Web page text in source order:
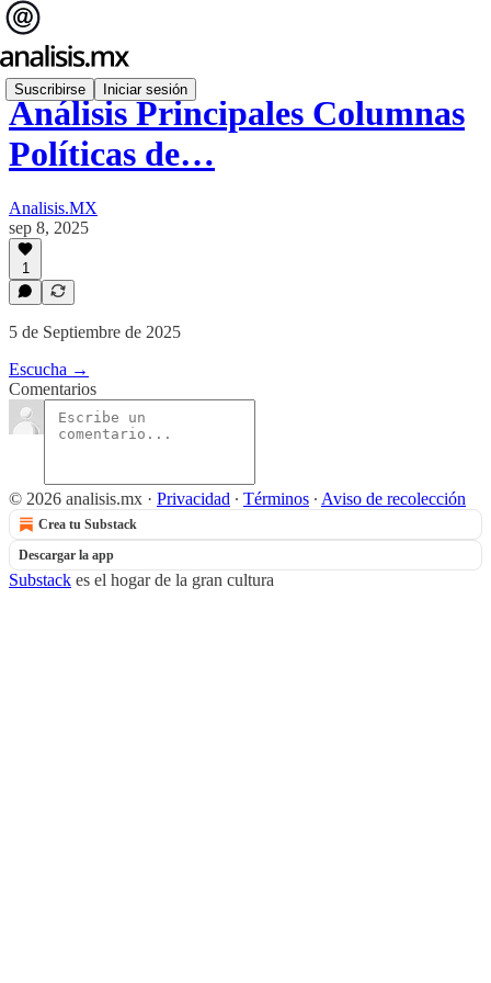
Suscribirse Iniciar sesión
Análisis Principales Columnas
Políticas de…
Analisis.MX
sep 8, 2025
1
5 de Septiembre de 2025
Escucha →
Comentarios
© 2026 analisis.mx · Privacidad ∙ Términos ∙ Aviso de recolección
Crea tu Substack
Descargar la app
Substack es el hogar de la gran cultura